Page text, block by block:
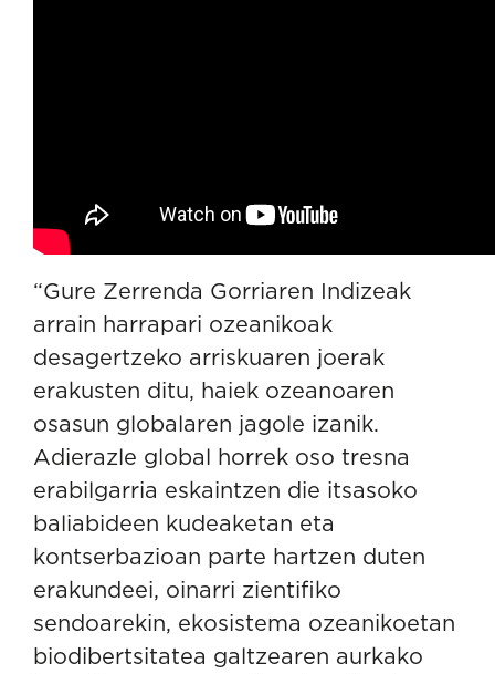
“Gure Zerrenda Gorriaren Indizeak
arrain harrapari ozeanikoak
desagertzeko arriskuaren joerak
erakusten ditu, haiek ozeanoaren
osasun globalaren jagole izanik.
Adierazle global horrek oso tresna
erabilgarria eskaintzen die itsasoko
baliabideen kudeaketan eta
kontserbazioan parte hartzen duten
erakundeei, oinarri zientifiko
sendoarekin, ekosistema ozeanikoetan
biodibertsitatea galtzearen aurkako